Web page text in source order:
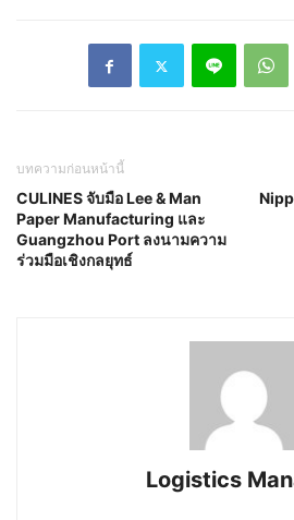
บทความก่อนหน้านี้
CULINES จับมือ Lee & Man
Paper Manufacturing และ
Guangzhou Port ลงนามความ
ร่วมมือเชิงกลยุทธ์
Logistics